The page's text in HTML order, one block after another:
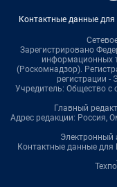
Контактные данные
Зарегистрировано
информационных
(Роскомнадзор).
регистрации -
Учредитель: Общество с
Главный
Адрес редакции: Россия,
Электронный
Контактные данные для